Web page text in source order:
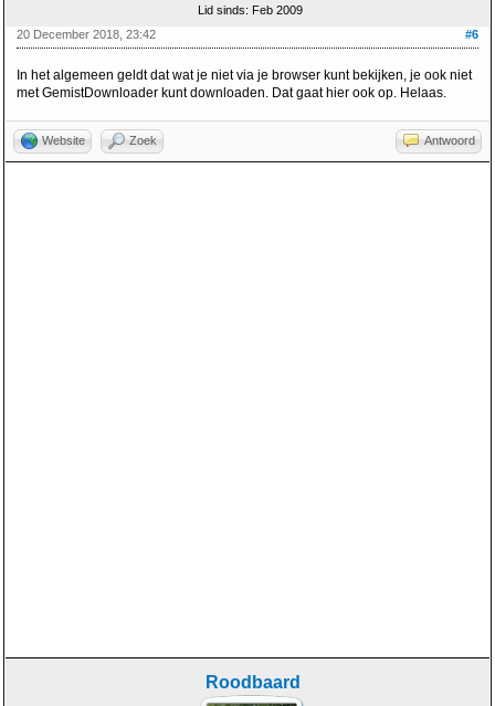
Lid sinds: Feb 2009
#6
20 December 2018, 23:42
In het algemeen geldt dat wat je niet via je browser kunt bekijken, je ook niet
met GemistDownloader kunt downloaden. Dat gaat hier ook op. Helaas.
Website Zoek Antwoord
Roodbaard